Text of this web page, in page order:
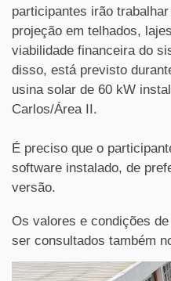
participantes irão
projeção em telhados,
viabilidade financeira do
disso, está previsto
usina solar de 60 kW
Carlos/Área II.
É preciso que o
software instalado, de
versão.
Os valores e condições
ser consultados também